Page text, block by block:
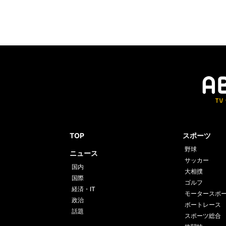
TOP
ニュース
国内
国際
経済・IT
政治
話題
スポーツ
野球
サッカー
大相撲
ゴルフ
モータースポ
ボートレース
スポーツ総合